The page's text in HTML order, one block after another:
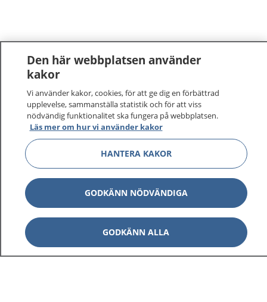
1177–tryggt om din hälsa och vård
På 1177.se får du råd om hälsa och information om
sjukdomar och vilka mottagningar du kan kontakta.
Logga in för att läsa din journal och göra dina
sjukvårdsrådgivning dygnet runt.
1177 ger dig råd när du vill må bättre.
Den här webbplatsen använder
kakor
Vi använder kakor, cookies, för att ge dig en förbättrad
upplevelse, sammanställa statistik och för att viss
nödvändig funktionalitet ska fungera på webbplatsen.
Läs mer om hur vi använder kakor
HANTERA KAKOR
GODKÄNN NÖDVÄNDIGA
GODKÄNN ALLA